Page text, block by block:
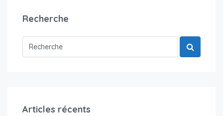
Recherche
Articles récents